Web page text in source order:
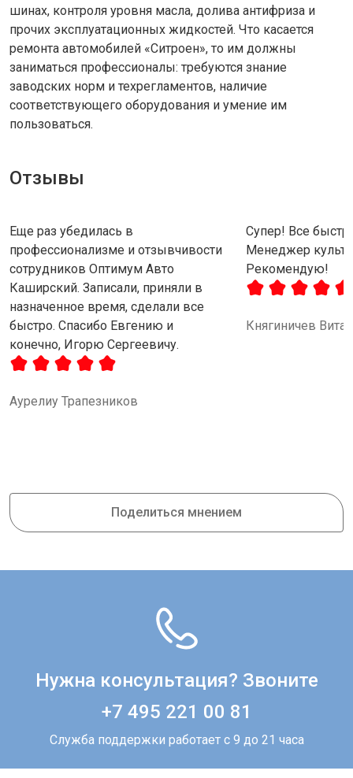
Отзывы
Еще раз убедилась в
профессионализме и отзывчивости
сотрудников Оптимум Авто
Каширский. Записали, приняли в
назначенное время, сделали все
быстро. Спасибо Евгению и
конечно, Игорю Сергеевичу.
Аурелиу Трапезников
Супер! Все
Менеджер
Рекомендую!
Княгиничев
Поделиться мнением
шинах, контроля уровня масла, долива антифриза и
прочих эксплуатационных жидкостей. Что касается
ремонта автомобилей «Ситроен», то им должны
заниматься профессионалы: требуются знание
заводских норм и техрегламентов, наличие
соответствующего оборудования и умение им
пользоваться.
Нужна консультация? Звоните
+7 495 221 00 81
Служба поддержки работает с 9 до 21 часа